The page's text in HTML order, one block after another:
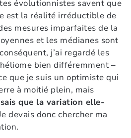
évolutionnistes savent que
est la réalité irréductible de
mesures imparfaites de la
et les médianes sont
j’ai regardé les
bien différemment –
que je suis un optimiste qui
à moitié plein, mais
que la variation elle-
devais donc chercher ma